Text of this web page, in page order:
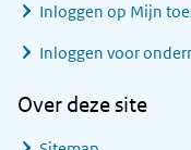
Inloggen op Mijn
Inloggen voor
Over deze site